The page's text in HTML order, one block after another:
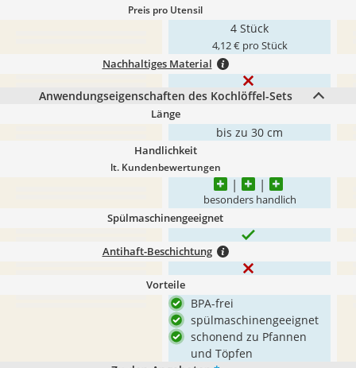
Preis pro Utensil
4 Stück
4,12 € pro Stück
Nachhaltiges Material
Anwendungseigenschaften des Kochlöffel-Sets
Länge
bis zu 30 cm
Handlichkeit
lt. Kundenbewertungen
besonders handlich
Spülmaschinengeeignet
Antihaft-Beschichtung
Vorteile
BPA-frei
spülmaschinengeeignet
schonend zu Pfannen
und Töpfen